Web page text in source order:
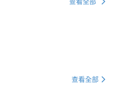
查看全部